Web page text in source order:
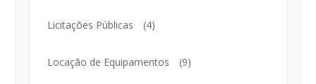
Licitações Públicas (4)
Locação de Equipamentos (9)